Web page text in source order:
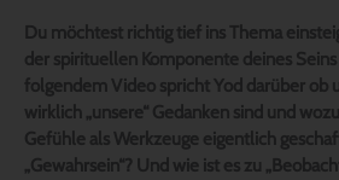
Du möchtest richtig tief ins Thema
der spirituellen Komponente deines
folgendem Video spricht Yod darüber ob
wirklich „unsere“ Gedanken sind und
Gefühle als Werkzeuge eigentlich
„Gewahrsein“? Und wie ist es zu